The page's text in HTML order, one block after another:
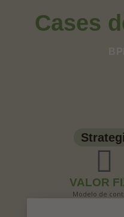
Cases
VALOR
Modelo de